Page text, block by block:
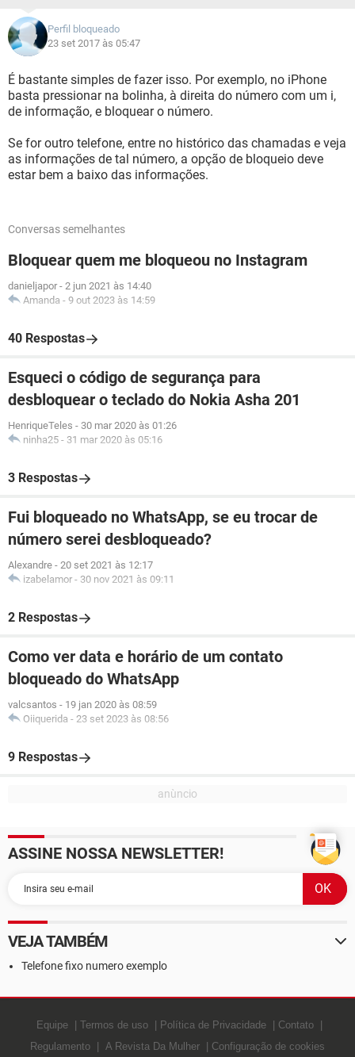
Perfil bloqueado
23 set 2017 às 05:47
É bastante simples de fazer isso. Por exemplo, no iPhone
basta pressionar na bolinha, à direita do número com um i,
de informação, e bloquear o número.
Se for outro telefone, entre no histórico das chamadas e veja
as informações de tal número, a opção de bloqueio deve
estar bem a baixo das informações.
Conversas semelhantes
Bloquear quem me bloqueou no Instagram
danieljapor - 2 jun 2021 às 14:40
Amanda - 9 out 2023 às 14:59
40 Respostas
Esqueci o código de segurança para
desbloquear o teclado do Nokia Asha 201
HenriqueTeles - 30 mar 2020 às 01:26
ninha25 - 31 mar 2020 às 05:16
3 Respostas
Fui bloqueado no WhatsApp, se eu trocar de
número serei desbloqueado?
Alexandre - 20 set 2021 às 12:17
izabelamor - 30 nov 2021 às 09:11
2 Respostas
Como ver data e horário de um contato
bloqueado do WhatsApp
valcsantos - 19 jan 2020 às 08:59
Oiiquerida - 23 set 2023 às 08:56
9 Respostas
ASSINE NOSSA NEWSLETTER!
VEJA TAMBÉM
Telefone fixo numero exemplo
Equipe Termos de uso Política de Privacidade
Contato
Regulamento
A Revista Da Mulher Configuração de cookies